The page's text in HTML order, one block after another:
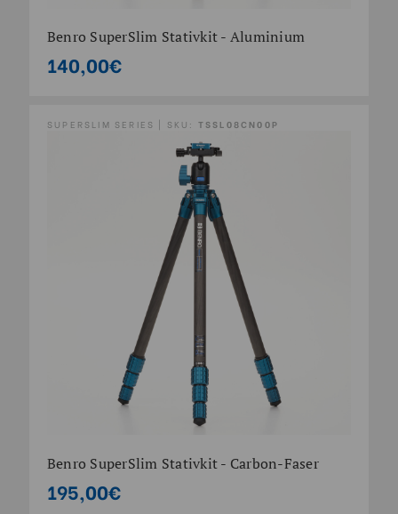
Benro SuperSlim Stativkit - Aluminium
140,00€
SUPERSLIM SERIES | SKU: TSSL08CN00P
Benro SuperSlim Stativkit - Carbon-Faser
195,00€